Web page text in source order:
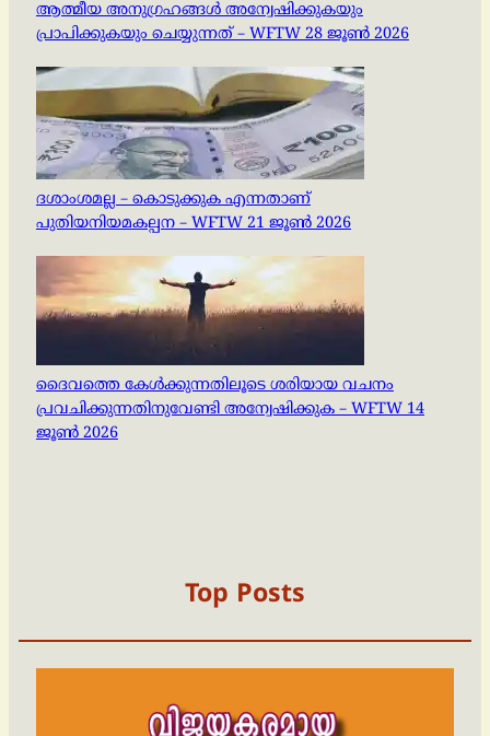
ആത്മീയ അനുഗ്രഹങ്ങൾ അന്വേഷിക്കുകയും
പ്രാപിക്കുകയും ചെയ്യുന്നത് – WFTW 28 ജൂൺ 2026
ദശാംശമല്ല – കൊടുക്കുക എന്നതാണ്
പുതിയനിയമകല്പന – WFTW 21 ജൂൺ 2026
ദൈവത്തെ കേൾക്കുന്നതിലൂടെ ശരിയായ വചനം
പ്രവചിക്കുന്നതിനുവേണ്ടി അന്വേഷിക്കുക – WFTW 14
ജൂൺ 2026
Top Posts